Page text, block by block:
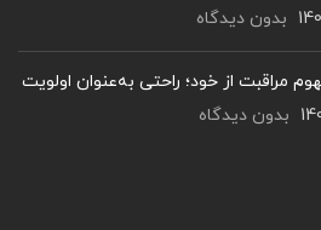
بدون دیدگاه
مراقبت از خود؛ راحتی به‌عنوان اولویت
بدون دیدگاه